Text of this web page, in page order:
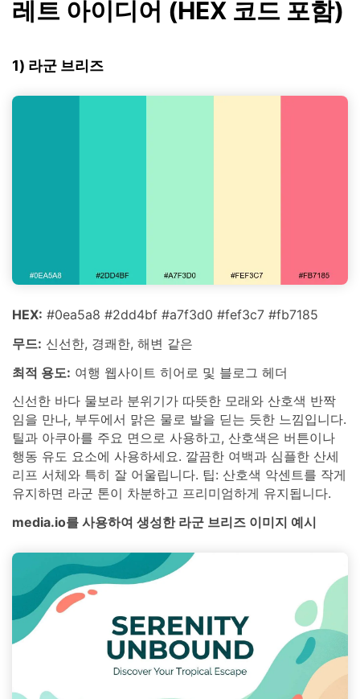
레트 아이디어 (HEX 코드 포함)
1) 라군 브리즈
HEX: #0ea5a8 #2dd4bf #a7f3d0 #fef3c7 #fb7185
무드: 신선한, 경쾌한, 해변 같은
최적 용도: 여행 웹사이트 히어로 및 블로그 헤더
신선한 바다 물보라 분위기가 따뜻한 모래와 산호색 반짝
임을 만나, 부두에서 맑은 물로 발을 딛는 듯한 느낌입니다.
틸과 아쿠아를 주요 면으로 사용하고, 산호색은 버튼이나
행동 유도 요소에 사용하세요. 깔끔한 여백과 심플한 산세
리프 서체와 특히 잘 어울립니다. 팁: 산호색 악센트를 작게
유지하면 라군 톤이 차분하고 프리미엄하게 유지됩니다.
media.io를 사용하여 생성한 라군 브리즈 이미지 예시